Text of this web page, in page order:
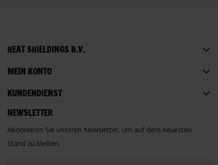
HEAT SHIELDINGS B.V.
MEIN KONTO
KUNDENDIENST
NEWSLETTER
Abonnieren Sie unseren Newsletter, um auf dem neuesten
Stand zu bleiben.